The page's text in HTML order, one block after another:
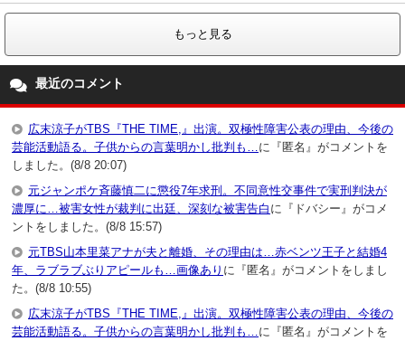
もっと見る
最近のコメント
広末涼子がTBS『THE TIME,』出演。双極性障害公表の理由、今後の
芸能活動語る。子供からの言葉明かし批判も… に『匿名』がコメントを
しました。(8/8 20:07)
元ジャンポケ斉藤慎二に懲役7年求刑。不同意性交事件で実刑判決が
濃厚に…被害女性が裁判に出廷、深刻な被害告白 に『ドバシー』がコメ
ントをしました。(8/8 15:57)
元TBS山本里菜アナが夫と離婚、その理由は…赤ベンツ王子と結婚4
年、ラブラブぶりアピールも…画像あり に『匿名』がコメントをしまし
た。(8/8 10:55)
広末涼子がTBS『THE TIME,』出演。双極性障害公表の理由、今後の
芸能活動語る。子供からの言葉明かし批判も… に『匿名』がコメントを